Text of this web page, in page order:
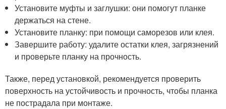
Установите муфты и заглушки: они помогут планке
держаться на стене.
Установите планку: при помощи саморезов или клея.
Завершите работу: удалите остатки клея, загрязнений
и проверьте планку на прочность.
Также, перед установкой, рекомендуется проверить
поверхность на устойчивость и прочность, чтобы планка
не пострадала при монтаже.